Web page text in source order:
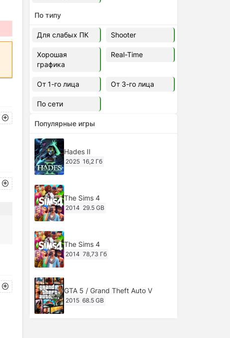
По типу
Для слабых ПК Shooter
Хорошая
графика
Real-Time
От 1-го лица От 3-го лица
По сети
Популярные игры
Hades II
2025 16,2 Гб
The Sims 4
2014 29.5 GB
The Sims 4
2014 78,73 Гб
GTA 5 / Grand Theft Auto V
2015 68.5 GB